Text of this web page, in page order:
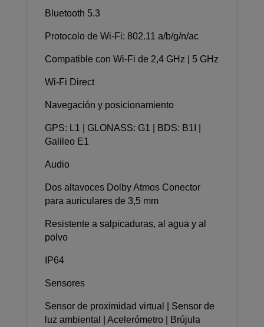
Bluetooth 5.3
Protocolo de Wi-Fi: 802.11 a/b/g/n/ac
Compatible con Wi-Fi de 2,4 GHz | 5 GHz
Wi-Fi Direct
Navegación y posicionamiento
GPS: L1 | GLONASS: G1 | BDS: B1I |
Galileo E1
Audio
Dos altavoces Dolby Atmos Conector
para auriculares de 3,5 mm
Resistente a salpicaduras, al agua y al
polvo
IP64
Sensores
Sensor de proximidad virtual | Sensor de
luz ambiental | Acelerómetro | Brújula